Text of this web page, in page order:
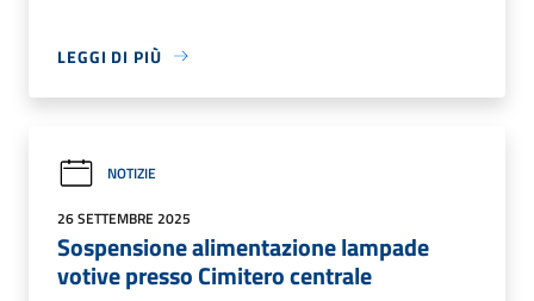
LEGGI DI PIÙ
NOTIZIE
26 SETTEMBRE 2025
Sospensione alimentazione lampade
votive presso Cimitero centrale